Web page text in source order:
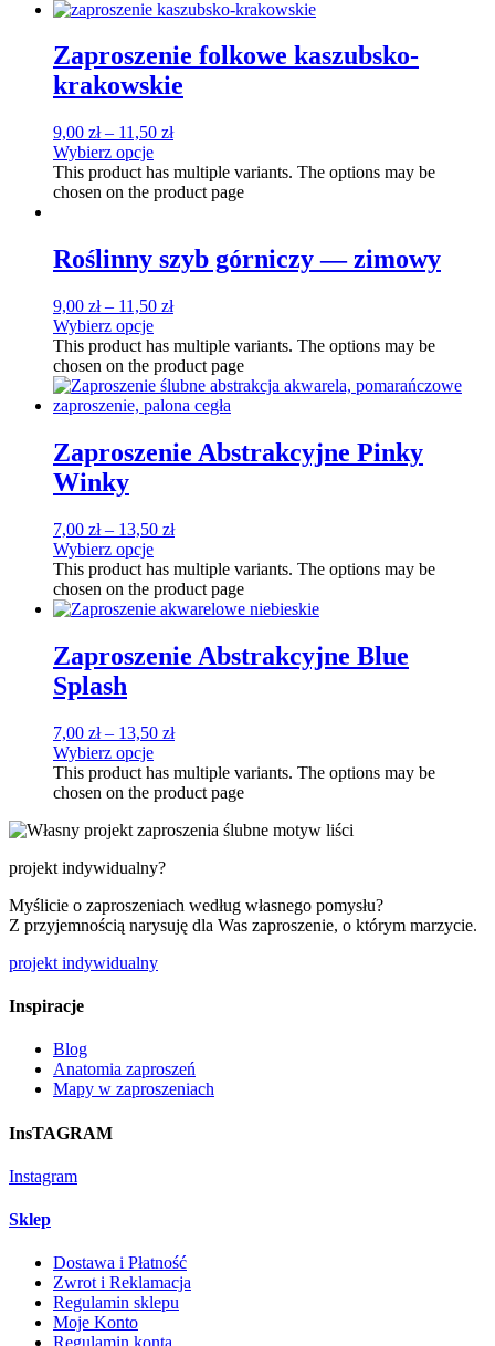
Zaproszenie folkowe kaszubsko-
krakowskie
9,00 zł– 11,50 zł
Wybierz opcje
This product has multiple variants. The options may be
chosen on the product page
Roślinny szyb górniczy — zimowy
9,00 zł– 11,50 zł
Wybierz opcje
This product has multiple variants. The options may be
chosen on the product page
Zaproszenie Abstrakcyjne Pinky
Winky
7,00 zł– 13,50 zł
Wybierz opcje
This product has multiple variants. The options may be
chosen on the product page
Zaproszenie Abstrakcyjne Blue
Splash
7,00 zł– 13,50 zł
Wybierz opcje
This product has multiple variants. The options may be
chosen on the product page
projekt indywidualny?
Myślicie o zaproszeniach według własnego pomysłu?
Z przyjemnością narysuję dla Was zaproszenie, o którym marzycie.
projekt indywidualny
Inspiracje
Blog
Anatomia zaproszeń
Mapy w zaproszeniach
InsTAGRAM
Instagram
Sklep
Dostawa i Płatność
Zwrot i Reklamacja
Regulamin sklepu
Moje Konto